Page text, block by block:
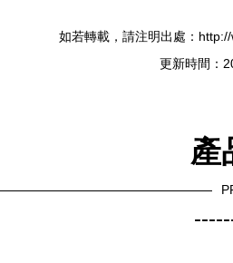
如若轉載，請注明出處：
更新時間：
產